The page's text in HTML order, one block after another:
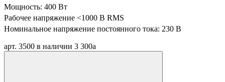
Мощность: 400 Вт
Рабочее напряжение <1000 В RMS
Номинальное напряжение постоянного тока: 230 В
арт. 3500 в наличии 3 300a